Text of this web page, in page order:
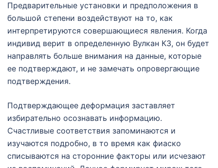
Предварительные установки и предположения в
большой степени воздействуют на то, как
интерпретируются совершающиеся явления. Когда
индивид верит в определенную Вулкан КЗ, он будет
направлять больше внимания на данные, которые
ее подтверждают, и не замечать опровергающие
подтверждения.
Подтверждающее деформация заставляет
избирательно осознавать информацию.
Счастливые соответствия запоминаются и
изучаются подробно, в то время как фиаско
списываются на сторонние факторы или исчезают